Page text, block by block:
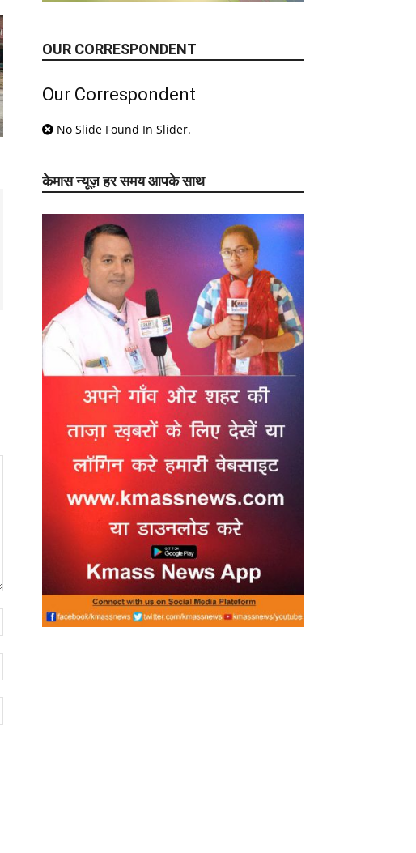
OUR CORRESPONDENT
Our Correspondent
No Slide Found In Slider.
केमास न्यूज़ हर समय आपके साथ